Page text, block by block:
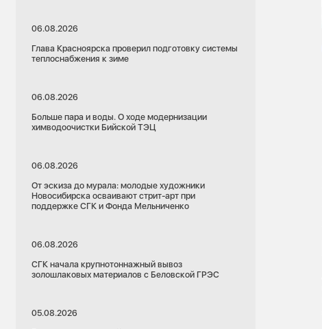
06.08.2026
Глава Красноярска проверил подготовку системы
теплоснабжения к зиме
06.08.2026
Больше пара и воды. О ходе модернизации
химводоочистки Бийской ТЭЦ
06.08.2026
От эскиза до мурала: молодые художники
Новосибирска осваивают стрит-арт при
поддержке СГК и Фонда Мельниченко
06.08.2026
СГК начала крупнотоннажный вывоз
золошлаковых материалов с Беловской ГРЭС
05.08.2026